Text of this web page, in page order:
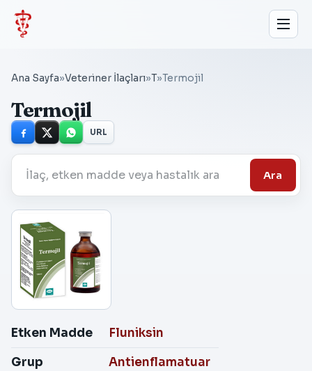
Ana Sayfa»Veteriner İlaçları»T»Termojil
Termojil
URL
Ara
Etken Madde
Fluniksin
Grup
Antienflamatuar